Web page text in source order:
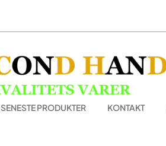
SENESTE PRODUKTER KONTAKT